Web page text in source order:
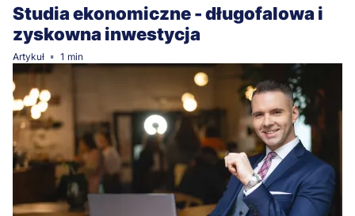
Studia ekonomiczne - długofalowa i
zyskowna inwestycja
Artykuł 1 min